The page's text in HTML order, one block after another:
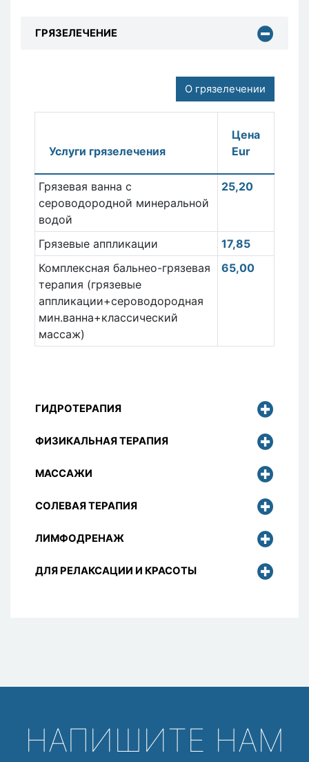
ГРЯЗЕЛЕЧЕНИЕ
О грязелечении
Услуги грязелечения
Цена
Eur
Грязевая ванна с
сероводородной минеральной
водой
25,20
Грязевые аппликации
17,85
Комплексная бальнео-грязевая
терапия (грязевые
аппликации+сероводородная
мин.ванна+классический
массаж)
65,00
ГИДРОТЕРАПИЯ
ФИЗИКАЛЬНАЯ ТЕРАПИЯ
МАССАЖИ
СОЛЕВАЯ ТЕРАПИЯ
ЛИМФОДРЕНАЖ
ДЛЯ РЕЛАКСАЦИИ И КРАСОТЫ
НАПИШИТЕ НАМ